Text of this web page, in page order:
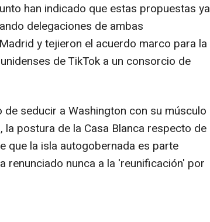
han indicado que estas propuestas ya
delegaciones de ambas
y tejieron el acuerdo marco para la
de TikTok a un consorcio de
seducir a Washington con su músculo
postura de la Casa Blanca respecto de
que la isla autogobernada es parte
renunciado nunca a la 'reunificación' por